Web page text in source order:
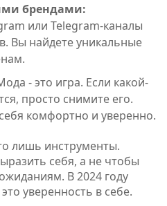
брендами:
или Telegram-каналы
Вы найдете уникальные
- это игра. Если какой-
просто снимите его.
комфортно и уверенно.
лишь инструменты.
себя, а не чтобы
В 2024 году
уверенность в себе.